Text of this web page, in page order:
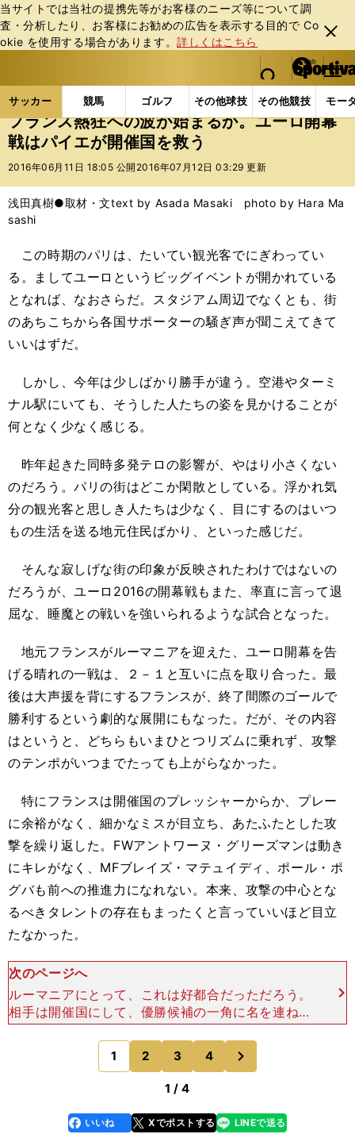
当サイトでは当社の提携先等がお客様のニーズ等について調
査・分析したり、お客様にお勧めの広告を表⽰する⽬的で Co
okie を使⽤する場合があります。詳しくはこちら
閉じ
る
web Sportiva (webスポルティーバ)
検索
マイペ
ー
ジ
メニュ
サッカー 競馬 ゴルフ その他球技 その他競技 モー
ス
ポ
ル
バ
サッカーの記事一覧 海外サッカー 海外サッカー
フランス熱狂への波が始まるか。ユーロ開幕
戦はパイエが開催国を救う
2016年06月11日 18:05 公開 2016年07月12日 03:29 更新
浅田真樹●取材・文text by Asada Masaki photo by Hara Ma
sashi
この時期のパリは、たいてい観光客でにぎわってい
る。ましてユーロというビッグイベントが開かれている
となれば、なおさらだ。スタジアム周辺でなくとも、街
のあちこちから各国サポーターの騒ぎ声が聞こえてきて
いいはずだ。
しかし、今年は少しばかり勝手が違う。空港やターミ
ナル駅にいても、そうした人たちの姿を見かけることが
何となく少なく感じる。
昨年起きた同時多発テロの影響が、やはり小さくない
のだろう。パリの街はどこか閑散としている。浮かれ気
分の観光客と思しき人たちは少なく、目にするのはいつ
もの生活を送る地元住民ばかり、といった感じだ。
そんな寂しげな街の印象が反映されたわけではないの
だろうが、ユーロ2016の開幕戦もまた、率直に言って退
屈な、睡魔との戦いを強いられるような試合となった。
地元フランスがルーマニアを迎えた、ユーロ開幕を告
げる晴れの一戦は、２－１と互いに点を取り合った。最
後は大声援を背にするフランスが、終了間際のゴールで
勝利するという劇的な展開にもなった。だが、その内容
はというと、どちらもいまひとつリズムに乗れず、攻撃
のテンポがいつまでたっても上がらなかった。
特にフランスは開催国のプレッシャーからか、プレー
に余裕がなく、細かなミスが目立ち、あたふたとした攻
撃を繰り返した。FWアントワーヌ・グリーズマンは動き
にキレがなく、MFブレイズ・マテュイディ、ポール・ポ
グバも前への推進力になれない。本来、攻撃の中心とな
るべきタレントの存在もまったくと言っていいほど目立
たなかった。
次のページへ
ルーマニアにとって、これは好都合だっただろう。
相手は開催国にして、優勝候補の一角に名を連ねる
フランス。相手をリズムに乗せないまま90分をや
り過ごした結果、引き分けなら上出来の試合であ
る。先制されながら
1 2 3 4
のページへ
1 / 4
faceboo
k
いいね Xでポストする
line LINEで送る